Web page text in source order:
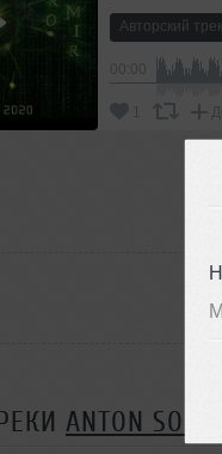
Авторский трек
ANTON